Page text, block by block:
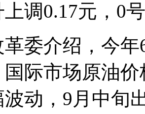
调0.17元，0
委介绍，今
际市场原油
波动，9月中旬